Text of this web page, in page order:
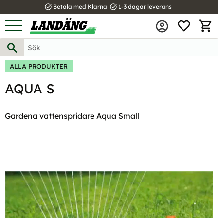
Meny
task_alt Betala med Klarna task_alt 1-3 dagar leverans
ALLA PRODUKTER
AQUA S
Gardena vattenspridare Aqua Small